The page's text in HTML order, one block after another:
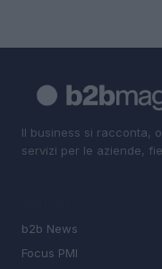
Il business si racconta,
servizi per le aziende,
b2b News
Focus PMI